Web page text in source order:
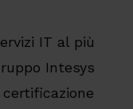
IT al più
Intesys